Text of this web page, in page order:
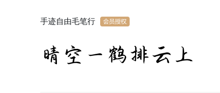
手迹自由毛笔行
晴空一鹤排云上